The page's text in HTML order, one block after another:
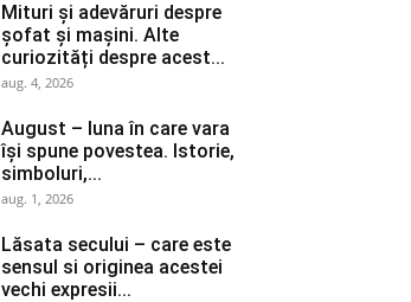
Mituri și adevăruri despre
șofat și mașini. Alte
curiozități despre acest...
aug. 4, 2026
August – luna în care vara
își spune povestea. Istorie,
simboluri,...
aug. 1, 2026
Lăsata secului – care este
sensul si originea acestei
vechi expresii...